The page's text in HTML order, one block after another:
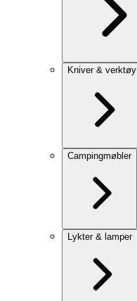
Kniver & verktøy
Campingmøbler
Lykter & lamper